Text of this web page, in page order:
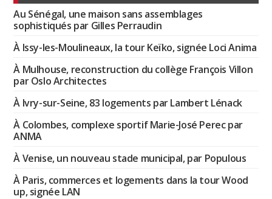
Au Sénégal, une maison sans assemblages
sophistiqués par Gilles Perraudin
À Issy-les-Moulineaux, la tour Keïko, signée Loci Anima
À Mulhouse, reconstruction du collège François Villon
par Oslo Architectes
À Ivry-sur-Seine, 83 logements par Lambert Lénack
À Colombes, complexe sportif Marie-José Perec par
ANMA
À Venise, un nouveau stade municipal, par Populous
À Paris, commerces et logements dans la tour Wood
up, signée LAN